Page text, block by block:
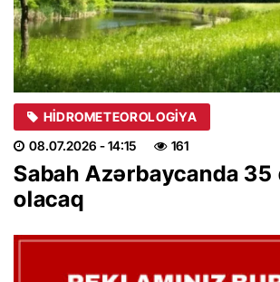
HIDROMETEOROLOGIYA
08.07.2026 - 14:15 161
Sabah Azərbaycanda
olacaq